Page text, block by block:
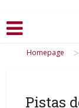
Homepage >
Pistas